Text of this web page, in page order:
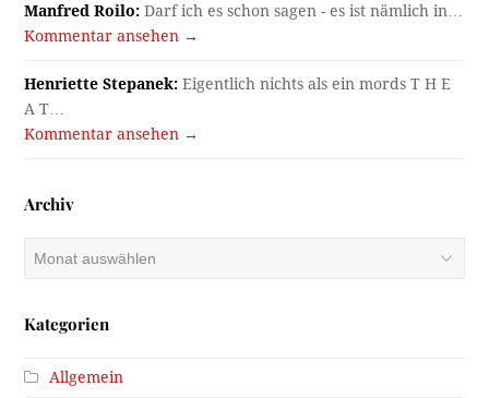
Manfred Roilo: Darf ich es schon sagen - es ist nämlich in…
Kommentar ansehen →
Henriette Stepanek: Eigentlich nichts als ein mords T H E
A T…
Kommentar ansehen →
Archiv
Kategorien
Allgemein